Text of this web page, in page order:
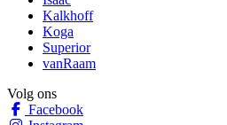
Kalkhoff
Koga
Superior
vanRaam
Volg ons
Facebook